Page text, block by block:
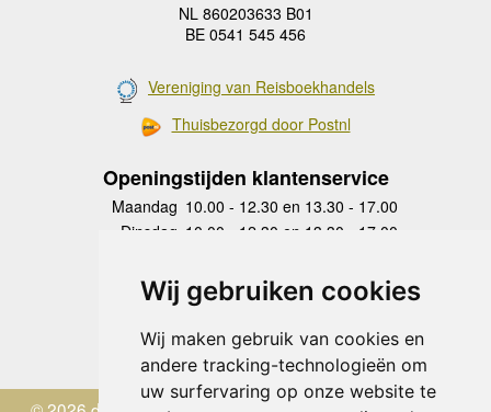
Wij gebruiken cookies
Wij maken gebruik van cookies en
andere tracking-technologieën om
uw surfervaring op onze website te
NL 860203633 B01
BE 0541 545 456
Vereniging van Reisboekhandels
Thuisbezorgd door Postnl
Openingstijden klantenservice
Maandag 10.00 - 12.30 en 13.30 - 17.00
Dinsdag 10.00 - 12.30 en 13.30 - 17.00
Donderdag
10.00 - 12.30 en 13.30 - 17.00
Vrijdag 10.00 - 12.30 en 13.30 - 17.00
Zaterdag
gesloten
Zondag gesloten